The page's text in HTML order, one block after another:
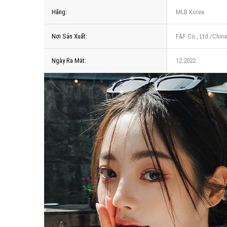
Hãng: MLB Korea.
Nơi Sản Xuất: F&F Co., Ltd./
Ngày Ra Mắt: 12.2022.